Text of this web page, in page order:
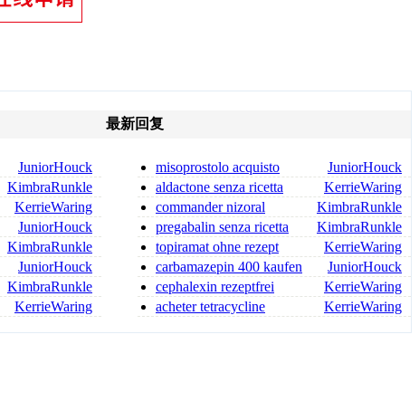
JuniorHouck
KimbraRunkle
KerrieWaring
JuniorHouck
KimbraRunkle
JuniorHouck
KimbraRunkle
KerrieWaring
最新回复
JuniorHouck
misoprostolo acquisto
online misoprostol dove comp
KerrieWaring
aldactone senza ricetta
aldactone 100 acquisto onl
KimbraRunkle
commander nizoral
nizoral achat
KimbraRunkle
pregabalin senza ricetta
KerrieWaring
topiramat ohne rezept
topiramat rezeptfrei
JuniorHouck
carbamazepin 400 kaufen
carbamazepin bestellen
KerrieWaring
cephalexin rezeptfrei
cephalexin kaufen
KerrieWaring
acheter tetracycline